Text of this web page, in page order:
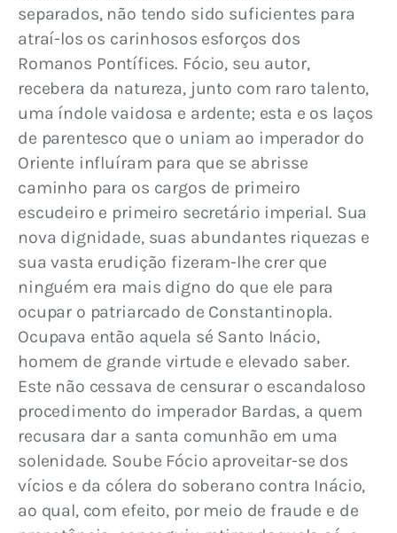
separados, não tendo sido suficientes para
atraí-los os carinhosos esforços dos
Romanos Pontífices. Fócio, seu autor,
recebera da natureza, junto com raro talento,
uma índole vaidosa e ardente; esta e os laços
de parentesco que o uniam ao imperador do
Oriente influíram para que se abrisse
caminho para os cargos de primeiro
escudeiro e primeiro secretário imperial. Sua
nova dignidade, suas abundantes riquezas e
sua vasta erudição fizeram-lhe crer que
ninguém era mais digno do que ele para
ocupar o patriarcado de Constantinopla.
Ocupava então aquela sé Santo Inácio,
homem de grande virtude e elevado saber.
Este não cessava de censurar o escandaloso
procedimento do imperador Bardas, a quem
recusara dar a santa comunhão em uma
solenidade. Soube Fócio aproveitar-se dos
vícios e da cólera do soberano contra Inácio,
ao qual, com efeito, por meio de fraude e de